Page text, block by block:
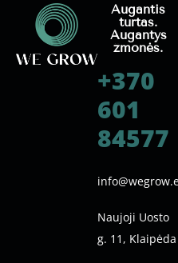
Augantis
turtas.
Augantys
žmonės.
+370
601
84577
Naujoji Uosto
g. 11, Klaipėda